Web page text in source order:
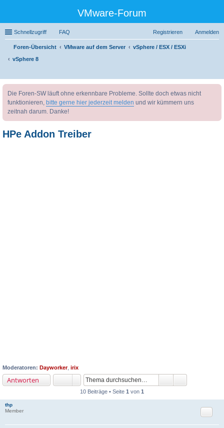
VMware-Forum
Schnellzugriff FAQ Anmelden
Registrieren
Foren-Übersicht VMware auf dem Server
vSphere / ESX / ESXi
vSphere 8
uc
Die Foren-SW läuft ohne erkennbare Probleme. Sollte doch etwas nicht
funktionieren, bitte gerne hier jederzeit melden und wir kümmern uns
zeitnah darum. Danke!
HPe Addon Treiber
Moderatoren: Dayworker, irix
Antworten
10 Beiträge • Seite 1 von 1
thp
Member
Zitat